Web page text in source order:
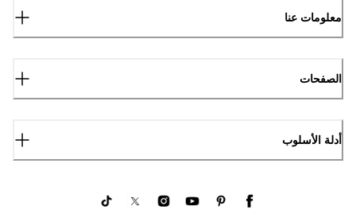
معلومات عنا
الصفحات
أدلة الأسلوب